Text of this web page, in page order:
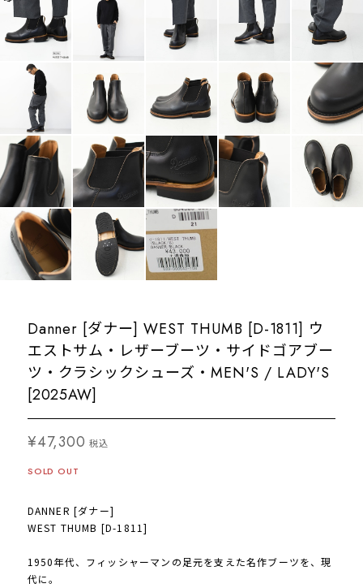
Danner [ダナー] WEST THUMB [D-1811] ウ
エストサム・レザーブーツ・サイドゴアブー
ツ・クラシックシューズ・MEN'S / LADY'S
[2025AW]
¥47,300 税込
SOLD OUT
DANNER [ダナー]
WEST THUMB [D-1811]
1950年代、フィッシャーマンの足元を支えた名作ブーツを、現
代に。